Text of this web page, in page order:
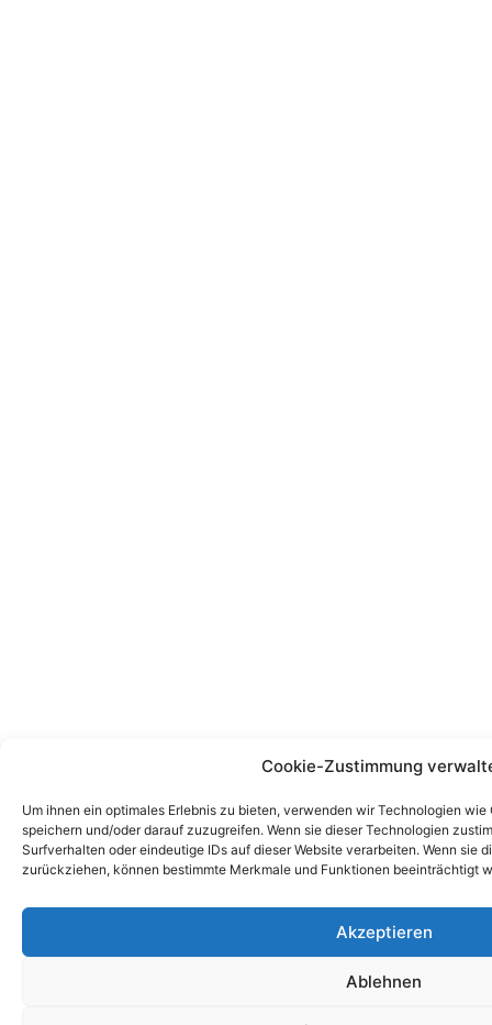
Cookie-Zustimmung
Um ihnen ein optimales Erlebnis zu bieten, verwenden wir Technologien
speichern und/oder darauf zuzugreifen. Wenn sie dieser Technologien
Surfverhalten oder eindeutige IDs auf dieser Website verarbeiten. Wenn sie
zurückziehen, können bestimmte Merkmale und Funktionen beeinträchtigt
Akzeptieren
Ablehnen